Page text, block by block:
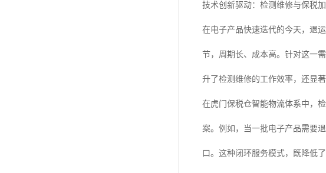
技术创新驱动：检测维修与保税
在电子产品快速迭代的今天，退
节，周期长、成本高。针对这一
升了检测维修的工作效率，还显
在虎门保税仓智能物流体系中，
案。例如，当一批电子产品需要
口。这种闭环服务模式，既降低